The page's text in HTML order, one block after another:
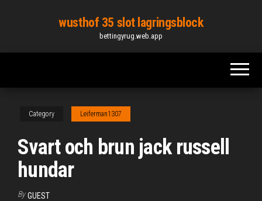
content
wusthof 35 slot lagringsblock
bettingyrug.web.app
Category Leiferman1307
Svart och brun jack russell
hundar
By GUEST